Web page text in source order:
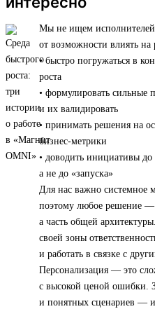
Мы не ищем
от возможности влиять на
• быстро погружаться в
роста
• формулировать сильные
и их валидировать
• принимать решения на
бизнес-метрики
• доводить инициативы до
а не до «запуска»
Для нас важно
поэтому любое решение —
а часть общей
своей зоны
и работать в связке с
Персонализация — это
с высокой ценой ошибки.
и понятных сценариев —